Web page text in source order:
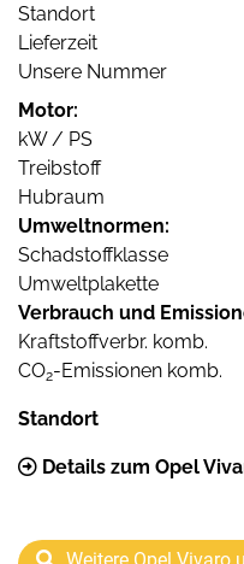
Standort
Lieferzeit
Unsere Nummer
Motor:
kW / PS
Treibstoff
Hubraum
Umweltnormen:
Schadstoffklasse
Umweltplakette
Verbrauch und
Kraftstoffverbr. komb.
CO2-Emissionen komb.
Standort
Details zum Opel